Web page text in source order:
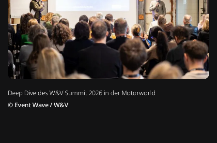
Deep Dive des W&V Summit 2026 in der Motorworld
© Event Wave / W&V